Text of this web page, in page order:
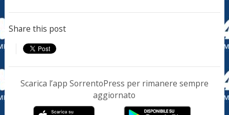
Share this post
Scarica l’app SorrentoPress per rimanere sempre
aggiornato